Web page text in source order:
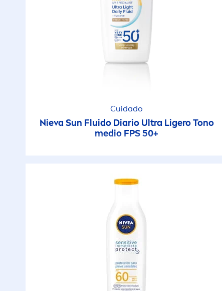
Cuidado
NievaSun Fluido Diario Ultra Ligero Tono
medio FPS 50+